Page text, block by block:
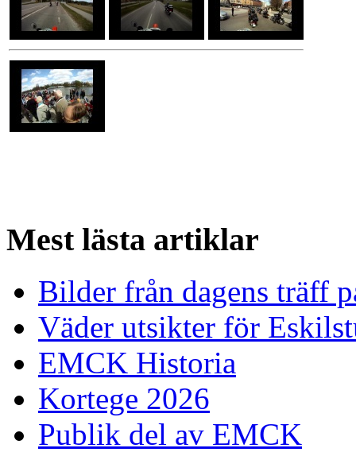
Mest lästa artiklar
Bilder från dagens träff
Väder utsikter för
EMCK Historia
Kortege 2026
Publik del av EMCK